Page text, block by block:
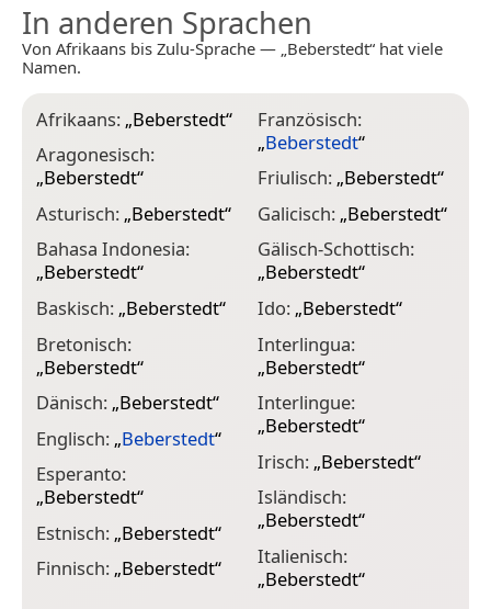
In anderen Sprachen
Von Afrikaans bis Zulu-Sprache — „Beberstedt“ hat viele
Namen.
Afrikaans: „Beberstedt“
Aragonesisch:
„Beberstedt“
Asturisch: „Beberstedt“
Bahasa Indonesia:
„Beberstedt“
Baskisch: „Beberstedt“
Bretonisch:
„Beberstedt“
Dänisch: „Beberstedt“
Englisch: „Beberstedt“
Esperanto:
„Beberstedt“
Estnisch: „Beberstedt“
Finnisch: „Beberstedt“
Französisch:
„Beberstedt“
Friulisch: „Beberstedt“
Galicisch: „Beberstedt“
Gälisch-Schottisch:
„Beberstedt“
Ido: „Beberstedt“
Interlingua:
„Beberstedt“
Interlingue:
„Beberstedt“
Irisch: „Beberstedt“
Isländisch:
„Beberstedt“
Italienisch:
„Beberstedt“